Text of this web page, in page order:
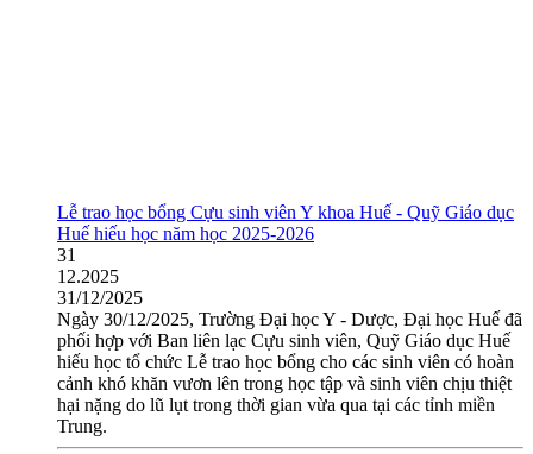
Lễ trao học bổng Cựu sinh viên Y khoa Huế - Quỹ Giáo dục
Huế hiếu học năm học 2025-2026
31
12.2025
31/12/2025
Ngày 30/12/2025, Trường Đại học Y - Dược, Đại học Huế đã
phối hợp với Ban liên lạc Cựu sinh viên, Quỹ Giáo dục Huế
hiếu học tổ chức Lễ trao học bổng cho các sinh viên có hoàn
cảnh khó khăn vươn lên trong học tập và sinh viên chịu thiệt
hại nặng do lũ lụt trong thời gian vừa qua tại các tỉnh miền
Trung.